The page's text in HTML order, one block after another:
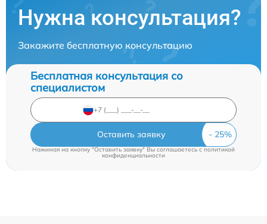
Нужна консультация?
Закажите бесплатную консультацию
Бесплатная консультация со
специалистом
Оставить заявку
Нажимая на кнопку "Оставить заявку" Вы соглашаетесь cполитикой
конфиденциальности